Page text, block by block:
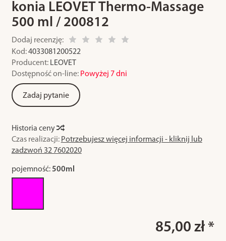
konia LEOVET Thermo-Massage
500 ml / 200812
Dodaj recenzję:
Kod: 4033081200522
Producent: LEOVET
Dostępność on-line: Powyżej 7 dni
Zadaj pytanie
Historia ceny
Czas realizacji: Potrzebujesz więcej informacji - kliknij lub
zadzwoń 32 7602020
pojemność:500ml
85,00 zł *